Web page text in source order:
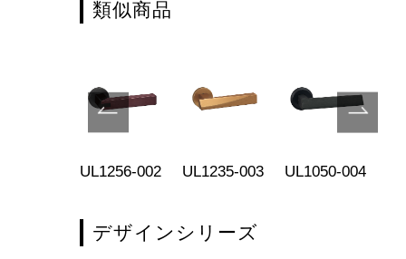
類似商品
UL1256-002 UL1235-003 UL1050-004
デザインシリーズ